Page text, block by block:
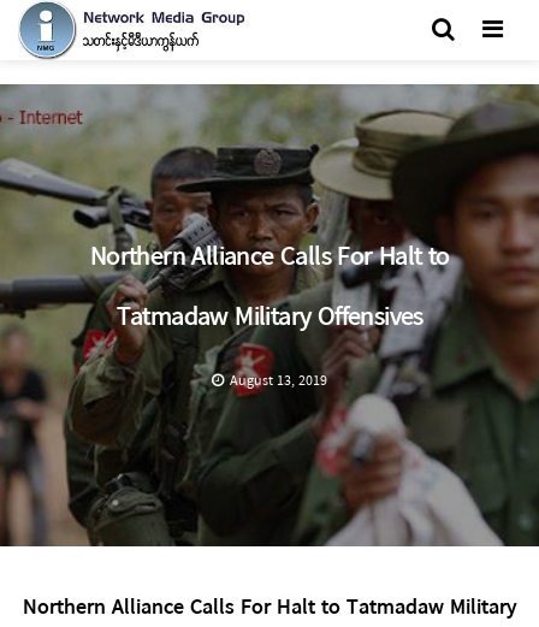
Northern Alliance Calls For Halt to
Tatmadaw Military Offensives
August 13, 2019
Northern Alliance Calls For Halt to Tatmadaw Military